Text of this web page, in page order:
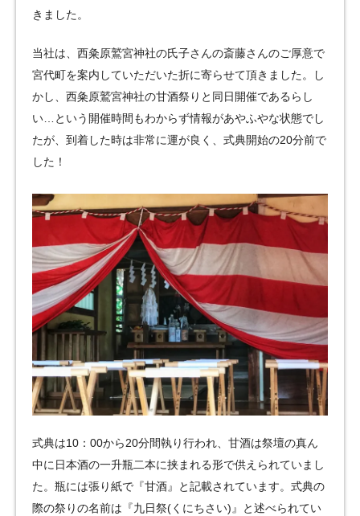
きました。
当社は、西粂原鷲宮神社の氏子さんの斎藤さんのご厚意で
宮代町を案内していただいた折に寄らせて頂きました。し
かし、西粂原鷲宮神社の甘酒祭りと同日開催であるらし
い…という開催時間もわからず情報があやふやな状態でし
たが、到着した時は非常に運が良く、式典開始の20分前で
した！
式典は10：00から20分間執り行われ、甘酒は祭壇の真ん
中に日本酒の一升瓶二本に挟まれる形で供えられていまし
た。瓶には張り紙で『甘酒』と記載されています。式典の
際の祭りの名前は『九日祭(くにちさい)』と述べられてい